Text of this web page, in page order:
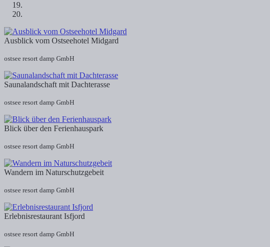
Ausblick vom Ostseehotel Midgard
ostsee resort damp GmbH
Saunalandschaft mit Dachterasse
ostsee resort damp GmbH
Blick über den Ferienhauspark
ostsee resort damp GmbH
Wandern im Naturschutzgebeit
ostsee resort damp GmbH
Erlebnisrestaurant Isfjord
ostsee resort damp GmbH